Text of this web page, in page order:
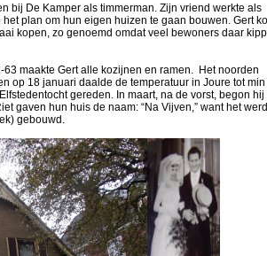
bij De Kamper als timmerman. Zijn vriend werkte als
plan om hun eigen huizen te gaan bouwen. Gert
kopen, zo genoemd omdat veel bewoners daar
maakte Gert alle kozijnen en ramen. Het noorden
op 18 januari daalde de temperatuur in Joure tot min
gereden. In maart, na de vorst, begon hij
gaven hun huis de naam: “Na Vijven,” want het
gebouwd.